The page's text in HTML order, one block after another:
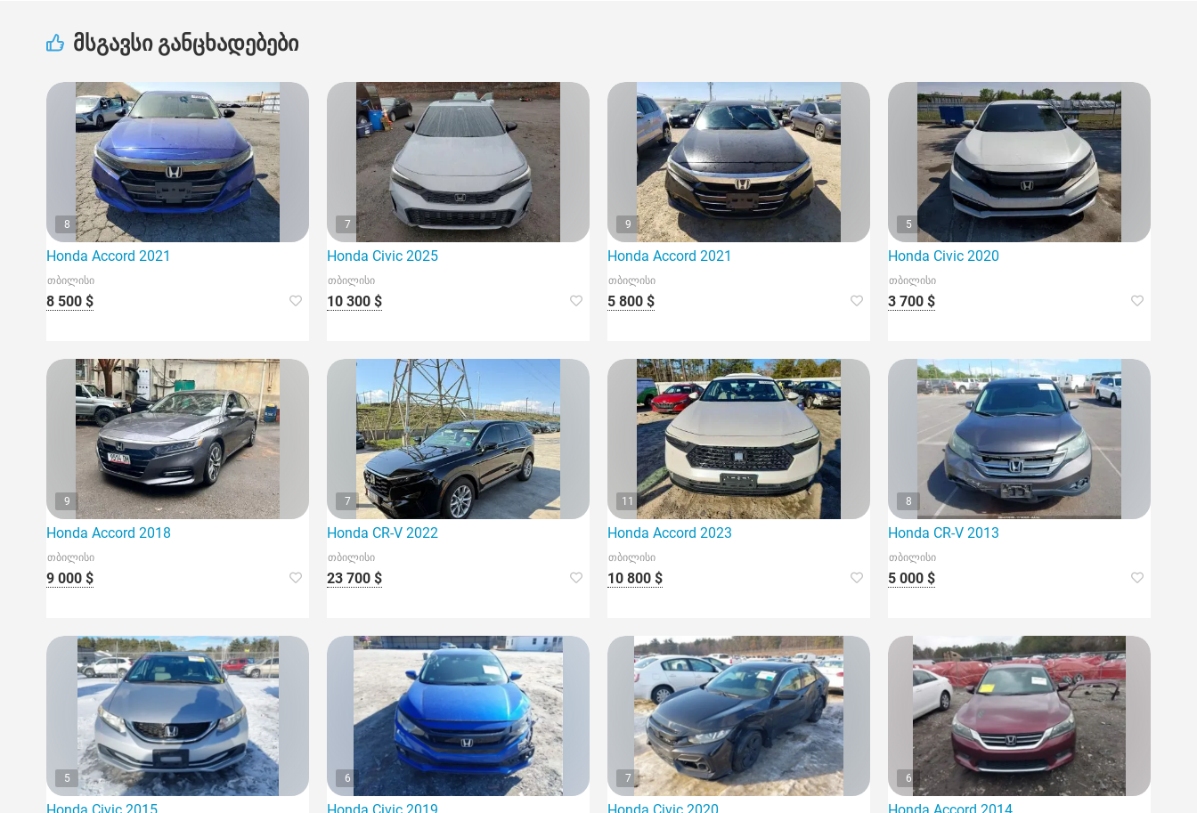
მსგავსი განცხადებები
8
Honda Accord 2021
თბილისი
8 500 $
7
Honda Civic 2025
თბილისი
10 300 $
9
Honda Accord 2021
თბილისი
5 800 $
5
Honda Civic 2020
თბილისი
3 700 $
9
Honda Accord 2018
თბილისი
9 000 $
7
Honda CR-V 2022
თბილისი
23 700 $
11
Honda Accord 2023
თბილისი
10 800 $
8
Honda CR-V 2013
თბილისი
5 000 $
5 6 7 6